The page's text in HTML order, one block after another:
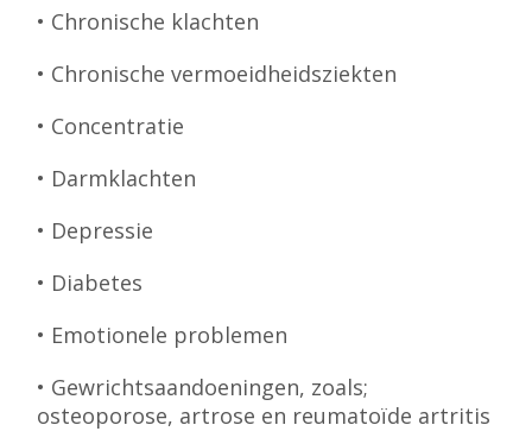
• Chronische klachten
• Chronische vermoeidheidsziekten
• Concentratie
• Darmklachten
• Depressie
• Diabetes
• Emotionele problemen
• Gewrichtsaandoeningen, zoals;
osteoporose, artrose en reumatoïde artritis